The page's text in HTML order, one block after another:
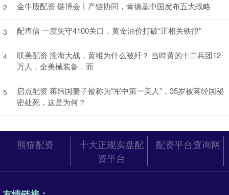
2 金牛股配资 链博会丨产链协同，肯德基中国发布五大战略
3 配查信 一度失守4100关口，黄金油价打破“正相关铁律”
4
联美配资 淮海大战，黄维为什么被歼？ 当時黄的十二兵团12
万人，全美械装备，而
5
启点配资 蒋纬国妻子被称为“军中第一美人”，35岁被蒋经国秘
密处死，这是为何？
熊猫配资
十大正规实盘配
资平台
配资平台查询网